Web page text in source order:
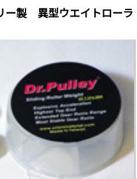
ー製 異型ウエイトローラ